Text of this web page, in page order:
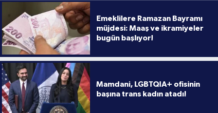
Emeklilere Ramazan Bayramı
müjdesi: Maaş ve ikramiyeler
bugün başlıyor!
Mamdani, LGBTQIA+ ofisinin
başına trans kadın atadı!